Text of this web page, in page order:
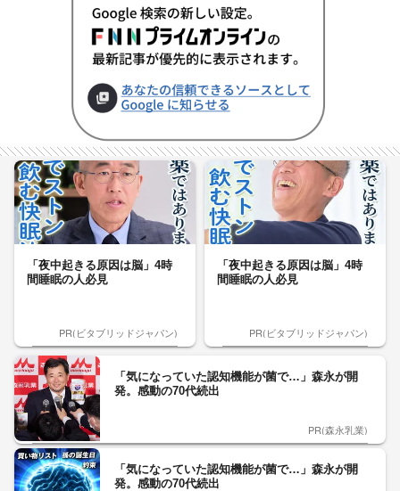
「夜中起きる原因は脳」4時
間睡眠の人必見
PR(ビタブリッドジャパン)
「夜中起きる原因は脳」4時
間睡眠の人必見
PR(ビタブリッドジャパン)
「気になっていた認知機能が菌で…」森永が開
発。感動の70代続出
PR(森永乳業)
「気になっていた認知機能が菌で…」森永が開
発。感動の70代続出